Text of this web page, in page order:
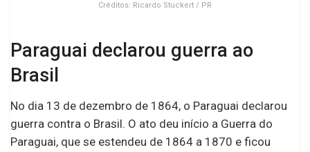
Créditos: Ricardo Stuckert / PR
Paraguai declarou guerra ao
Brasil
No dia 13 de dezembro de 1864, o Paraguai declarou
guerra contra o Brasil. O ato deu início a Guerra do
Paraguai, que se estendeu de 1864 a 1870 e ficou